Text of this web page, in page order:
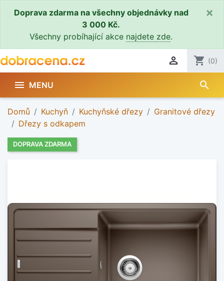
Doprava zdarma na všechny objednávky nad
3 000 Kč.
Všechny probíhající akce najdete zde.
×
 shopping_cart (0)
 MENU search
Domů Kuchyň Kuchyňské dřezy
Granitové dřezy
Dřezy s odkapem
DOPRAVA ZDARMA